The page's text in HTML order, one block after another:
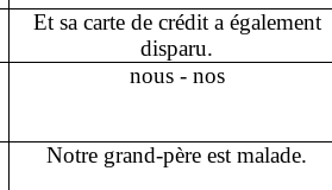
Et sa carte de crédit a également
disparu.
nous - nos
Notre grand-père est malade.